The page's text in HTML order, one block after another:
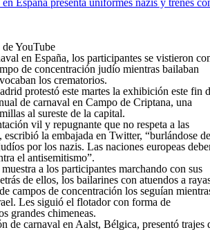
YouTube
en España, los participantes se vistieron
de concentración judío mientras bailaban
los crematorios.
protestó este martes la exhibición este fin
de carnaval en Campo de Criptana, una
al sureste de la capital.
vil y repugnante que no respeta a las
la embajada en Twitter, “burlándose
por los nazis. Las naciones europeas
el antisemitismo”.
a los participantes marchando con sus
de ellos, los bailarines con atuendos a
campos de concentración los seguían
Les siguió el flotador con forma de
grandes chimeneas.
de carnaval en Aalst, Bélgica, presentó trajes